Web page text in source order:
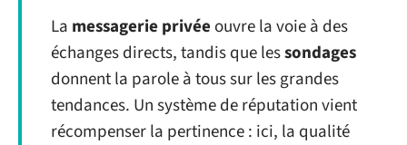
La messagerie privée ouvre la voie à des
échanges directs, tandis que lessondages
donnent la parole à tous sur les grandes
tendances. Un système de réputation vient
récompenser la pertinence : ici, la qualité